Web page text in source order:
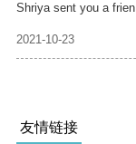
Shriya sent you a frien
2021-10-23
友情链接